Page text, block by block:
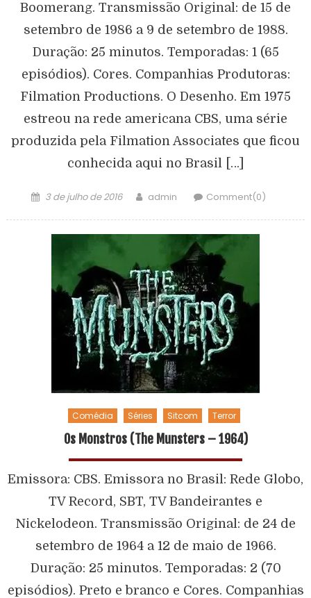
Boomerang. Transmissão Original: de 15 de
setembro de 1986 a 9 de setembro de 1988.
Duração: 25 minutos. Temporadas: 1 (65
episódios). Cores. Companhias Produtoras:
Filmation Productions. O Desenho. Em 1975
estreou na rede americana CBS, uma série
produzida pela Filmation Associates que ficou
conhecida aqui no Brasil […]
3 de julho de 2016 admin Comment(0)
Comédia Séries Sitcom Terror
Os Monstros (The Munsters – 1964)
Emissora: CBS. Emissora no Brasil: Rede Globo,
TV Record, SBT, TV Bandeirantes e
Nickelodeon. Transmissão Original: de 24 de
setembro de 1964 a 12 de maio de 1966.
Duração: 25 minutos. Temporadas: 2 (70
episódios). Preto e branco e Cores. Companhias